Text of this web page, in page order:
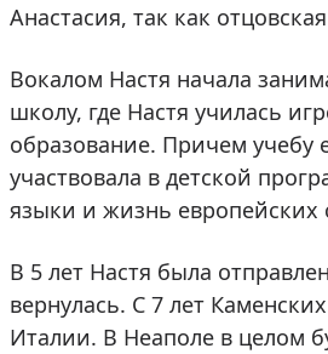
Анастасия, так как
Вокалом Настя начала
школу, где Настя училась
образование. Причем учебу
участвовала в детской
языки и жизнь европейских
В 5 лет Настя была
вернулась. С 7 лет
Италии. В Неаполе в целом